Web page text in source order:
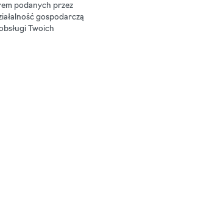
podanych przez
gospodarczą
Twoich